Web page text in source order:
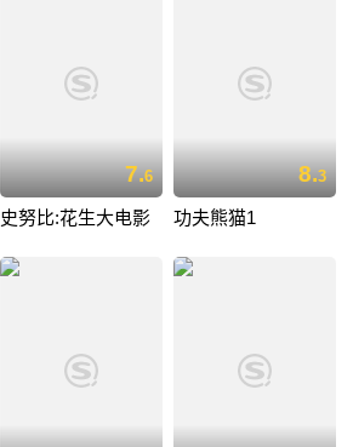
7.6
史努比:花生大电影
8.3
功夫熊猫1